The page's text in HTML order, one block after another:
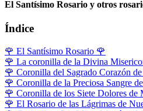
El Santísimo Rosario y otros
Índice
🌹 El Santísimo Rosario 🌹
🌹 La coronilla de la Divina
🌹 Coronilla del Sagrado Corazón de
🌹 Coronilla de la Preciosa Sangre
🌹 Coronilla de los Siete Dolores de
🌹 El Rosario de las Lágrimas de